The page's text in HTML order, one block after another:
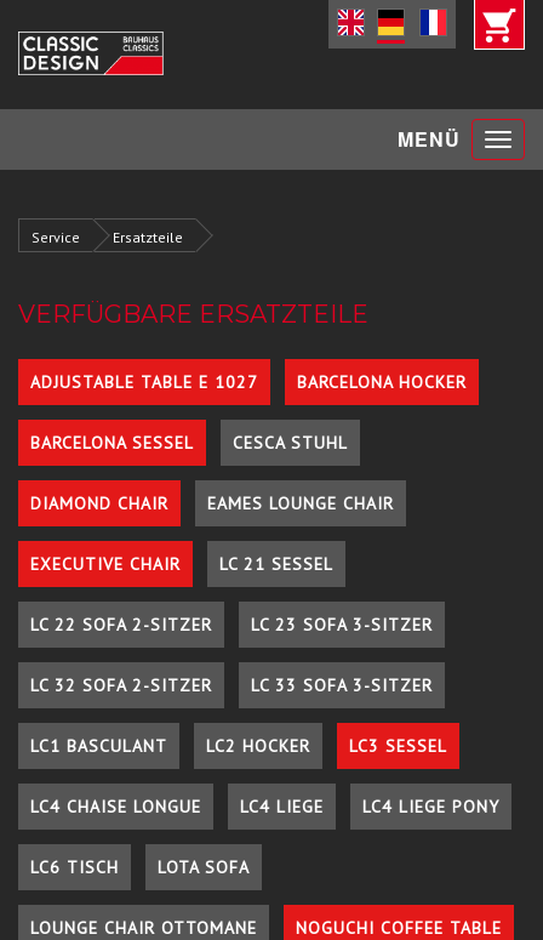
MENÜ Toggle
Service Ersatzteile
VERFÜGBARE ERSATZTEILE
ADJUSTABLE TABLE E 1027 BARCELONA HOCKER
BARCELONA SESSEL CESCA STUHL
DIAMOND CHAIR EAMES LOUNGE CHAIR
EXECUTIVE CHAIR LC 21 SESSEL
LC 22 SOFA 2-SITZER LC 23 SOFA 3-SITZER
LC 32 SOFA 2-SITZER LC 33 SOFA 3-SITZER
LC1 BASCULANT LC2 HOCKER LC3 SESSEL
LC4 CHAISE LONGUE LC4 LIEGE LC4 LIEGE PONY
LC6 TISCH LOTA SOFA
LOUNGE CHAIR OTTOMANE NOGUCHI COFFEE TABLE